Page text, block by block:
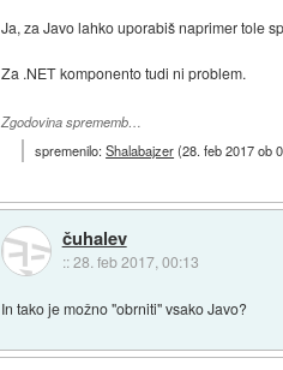
Ja, za Javo lahko uporabiš naprimer tole
Za .NET komponento tudi ni problem.
Zgodovina sprememb…
spremenilo:Shalabajzer(28. feb 2017 ob
čuhalev
::28. feb 2017, 00:13
In tako je možno "obrniti" vsako Javo?